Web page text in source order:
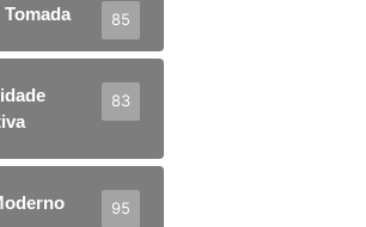
Tomada 85
83
95